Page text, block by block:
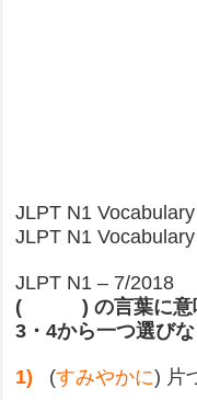
JLPT N1
JLPT N1
JLPT N1 – 7/2018
( ) の言葉に意味
3・4から一つ選びな
1) (すみやかに) 片